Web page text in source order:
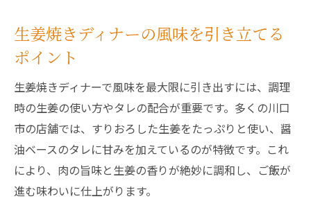
生姜焼きディナーの風味を引き立てる
ポイント
生姜焼きディナーで風味を最大限に引き出すには、調理
時の生姜の使い方やタレの配合が重要です。多くの川口
市の店舗では、すりおろした生姜をたっぷりと使い、醤
油ベースのタレに甘みを加えているのが特徴です。これ
により、肉の旨味と生姜の香りが絶妙に調和し、ご飯が
進む味わいに仕上がります。